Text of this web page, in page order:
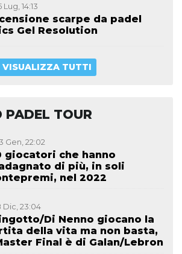
Lug, 14:13
scarpe da padel
Gel Resolution
VISUALIZZA TUTTI
PADEL TOUR
Gen, 22:02
giocatori che hanno
di più, in soli
nel 2022
Dic, 23:04
Di Nenno giocano la
della vita ma non basta,
Final è di Galan/Lebron